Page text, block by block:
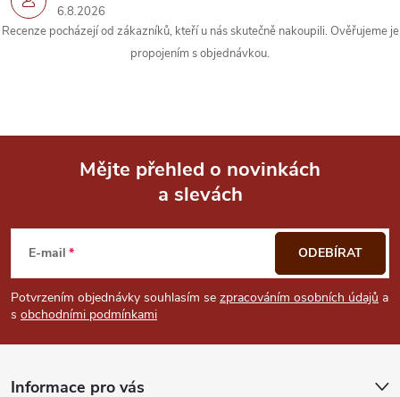
6.8.2026
Recenze pocházejí od zákazníků, kteří u nás skutečně nakoupili. Ověřujeme je
propojením s objednávkou.
p
a
Mějte přehled o novinkách
a slevách
E-mail
Potvrzením objednávky souhlasím se zpracováním osobních údajů a
s obchodními podmínkami
ODEBÍRAT
Informace pro vás